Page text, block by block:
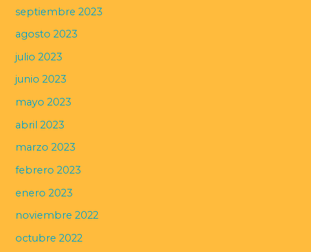
septiembre 2023
agosto 2023
julio 2023
junio 2023
mayo 2023
abril 2023
marzo 2023
febrero 2023
enero 2023
noviembre 2022
octubre 2022